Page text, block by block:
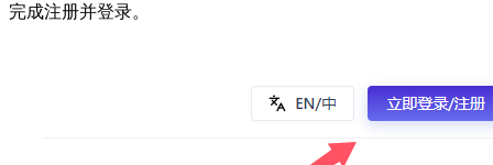
完成注册并登录。